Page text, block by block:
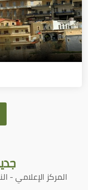
المركز الإعلامي -